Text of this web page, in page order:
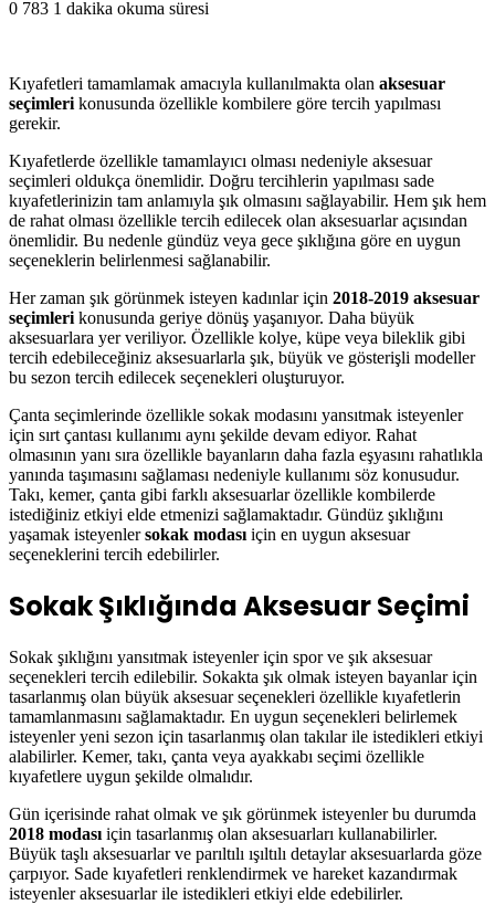
0 783 1 dakika okuma süresi
Kıyafetleri tamamlamak amacıyla kullanılmakta olan aksesuar
seçimleri konusunda özellikle kombilere göre tercih yapılması
gerekir.
Kıyafetlerde özellikle tamamlayıcı olması nedeniyle aksesuar
seçimleri oldukça önemlidir. Doğru tercihlerin yapılması sade
kıyafetlerinizin tam anlamıyla şık olmasını sağlayabilir. Hem şık hem
de rahat olması özellikle tercih edilecek olan aksesuarlar açısından
önemlidir. Bu nedenle gündüz veya gece şıklığına göre en uygun
seçeneklerin belirlenmesi sağlanabilir.
Her zaman şık görünmek isteyen kadınlar için 2018-2019 aksesuar
seçimleri konusunda geriye dönüş yaşanıyor. Daha büyük
aksesuarlara yer veriliyor. Özellikle kolye, küpe veya bileklik gibi
tercih edebileceğiniz aksesuarlarla şık, büyük ve gösterişli modeller
bu sezon tercih edilecek seçenekleri oluşturuyor.
Çanta seçimlerinde özellikle sokak modasını yansıtmak isteyenler
için sırt çantası kullanımı aynı şekilde devam ediyor. Rahat
olmasının yanı sıra özellikle bayanların daha fazla eşyasını rahatlıkla
yanında taşımasını sağlaması nedeniyle kullanımı söz konusudur.
Takı, kemer, çanta gibi farklı aksesuarlar özellikle kombilerde
istediğiniz etkiyi elde etmenizi sağlamaktadır. Gündüz şıklığını
yaşamak isteyenlersokak modası için en uygun aksesuar
seçeneklerini tercih edebilirler.
Sokak Şıklığında Aksesuar Seçimi
Sokak şıklığını yansıtmak isteyenler için spor ve şık aksesuar
seçenekleri tercih edilebilir. Sokakta şık olmak isteyen bayanlar için
tasarlanmış olan büyük aksesuar seçenekleri özellikle kıyafetlerin
tamamlanmasını sağlamaktadır. En uygun seçenekleri belirlemek
isteyenler yeni sezon için tasarlanmış olan takılar ile istedikleri etkiyi
alabilirler. Kemer, takı, çanta veya ayakkabı seçimi özellikle
kıyafetlere uygun şekilde olmalıdır.
Gün içerisinde rahat olmak ve şık görünmek isteyenler bu durumda
2018 modası için tasarlanmış olan aksesuarları kullanabilirler.
Büyük taşlı aksesuarlar ve parıltılı ışıltılı detaylar aksesuarlarda göze
çarpıyor. Sade kıyafetleri renklendirmek ve hareket kazandırmak
isteyenler aksesuarlar ile istedikleri etkiyi elde edebilirler.